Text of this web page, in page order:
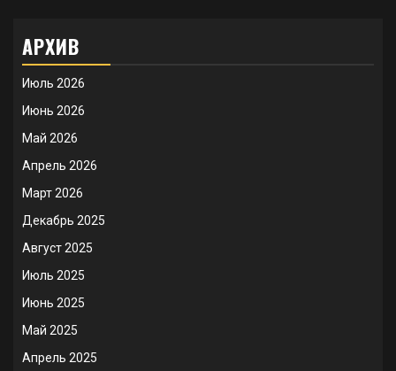
АРХИВ
Июль 2026
Июнь 2026
Май 2026
Апрель 2026
Март 2026
Декабрь 2025
Август 2025
Июль 2025
Июнь 2025
Май 2025
Апрель 2025